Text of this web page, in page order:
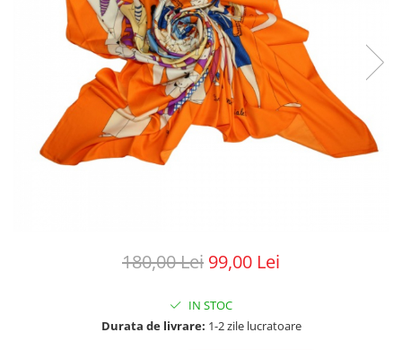
180,00 Lei 99,00 Lei
IN STOC
Durata de livrare: 1-2 zile lucratoare